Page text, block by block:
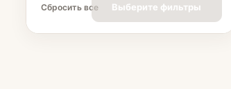
Сбросить все Выберите фильтры